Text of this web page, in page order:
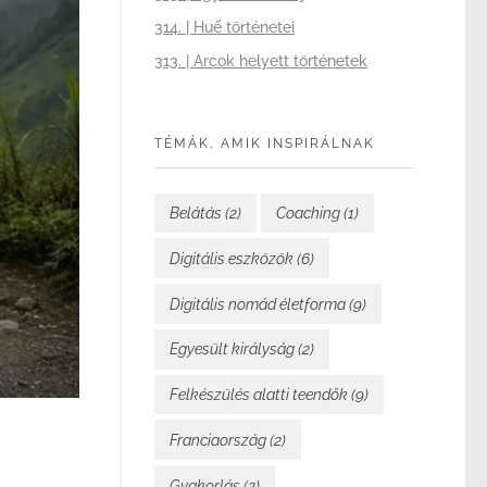
314. | Huế történetei
313. | Arcok helyett történetek
TÉMÁK, AMIK INSPIRÁLNAK
Belátás (2) Coaching(1)
Digitális eszközök(6)
Digitális nomád életforma(9)
Egyesült királyság(2)
Felkészülés alatti teendők(9)
Franciaország(2)